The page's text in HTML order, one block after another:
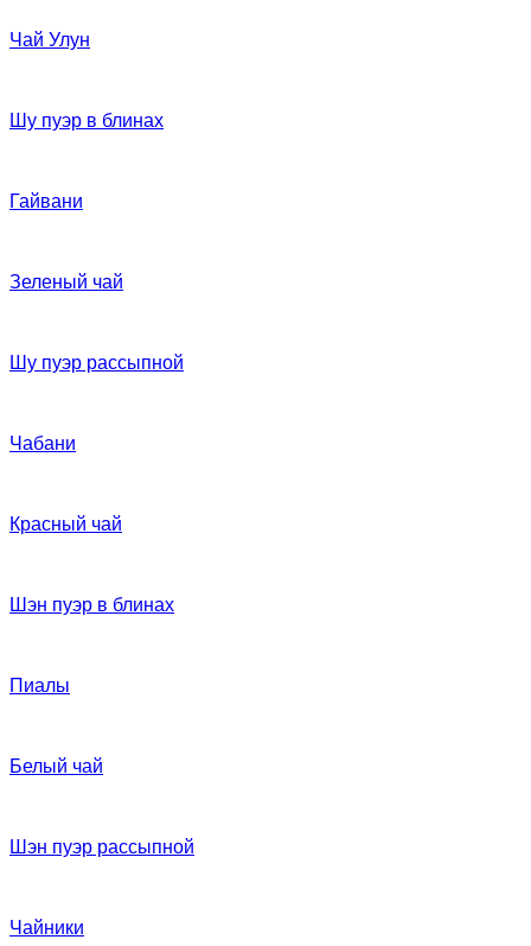
Чай Улун
Шу пуэр в блинах
Гайвани
Зеленый чай
Шу пуэр рассыпной
Чабани
Красный чай
Шэн пуэр в блинах
Пиалы
Белый чай
Шэн пуэр рассыпной
Чайники